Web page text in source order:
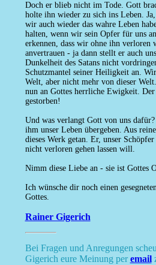
Doch er blieb nicht im Tode. Gott
holte ihn wieder zu sich ins Leben.
wir auch wieder das wahre Leben
halten, wenn wir sein Opfer für uns
erkennen, dass wir ohne ihn verloren
anvertrauen - ja dann stellt er auch
Dunkelheit des Satans nicht
Schutzmantel seiner Heiligkeit an.
Welt, aber nicht mehr von dieser
nun an Gottes herrliche Ewigkeit.
gestorben!
Und was verlangt Gott von uns
ihm unser Leben übergeben. Aus
dieses Werk getan. Er, unser
nicht verloren gehen lassen will.
Nimm diese Liebe an - sie ist Gottes
Ich wünsche dir noch einen
Gottes.
Rainer Gigerich
Bei Fragen und Anregungen
Gigerich eure Meinung peremail